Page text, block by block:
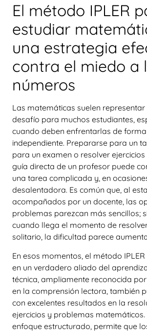
El método IPLER
estudiar
una estrategia
contra el miedo a
números
Las matemáticas suelen representar
desafío para muchos estudiantes,
cuando deben enfrentarlas de forma
independiente. Prepararse para un
para un examen o resolver ejercicios
guía directa de un profesor puede
una tarea complicada y, en
desalentadora. Es común que, al
acompañados por un docente, las
problemas parezcan más sencillos;
cuando llega el momento de
solitario, la dificultad parece
En esos momentos, el método IPLER
en un verdadero aliado del
técnica, ampliamente reconocida
en la comprensión lectora , también
con excelentes resultados en la
ejercicios y problemas matemáticos
enfoque estructurado, permite que